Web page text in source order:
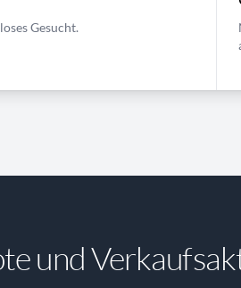
Gesucht.
und